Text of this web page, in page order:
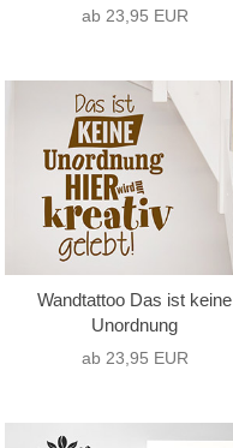
ab 23,95 EUR
Wandtattoo Das ist keine
Unordnung
ab 23,95 EUR